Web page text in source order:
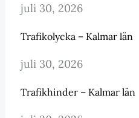
juli 30, 2026
Trafikolycka – Kalmar län
juli 30, 2026
Trafikhinder – Kalmar län